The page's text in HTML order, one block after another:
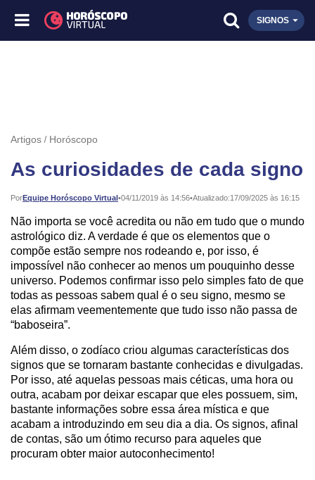
SIGNOS
Artigos Horóscopo
As curiosidades de cada signo
PorEquipe Horóscopo Virtual•
Publicado: 04/11/2019 às 14:56•Atualizado:17/09/2025 às 16:15
Não importa se você acredita ou não em tudo que o mundo
astrológico diz. A verdade é que os elementos que o
compõe estão sempre nos rodeando e, por isso, é
impossível não conhecer ao menos um pouquinho desse
universo. Podemos confirmar isso pelo simples fato de que
todas as pessoas sabem qual é o seu signo, mesmo se
elas afirmam veementemente que tudo isso não passa de
“baboseira”.
Além disso, o zodíaco criou algumas características dos
signos que se tornaram bastante conhecidas e divulgadas.
Por isso, até aquelas pessoas mais céticas, uma hora ou
outra, acabam por deixar escapar que eles possuem, sim,
bastante informações sobre essa área mística e que
acabam a introduzindo em seu dia a dia. Os signos, afinal
de contas, são um ótimo recurso para aqueles que
procuram obter maior autoconhecimento!